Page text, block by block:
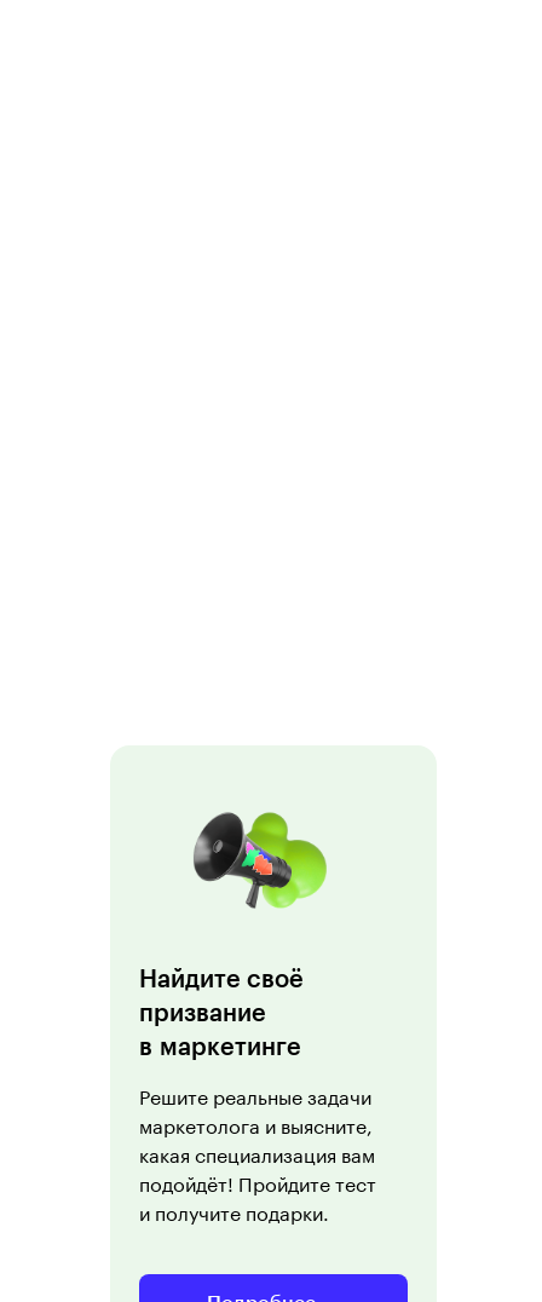
Найдите своё
призвание
в маркетинге
Решите реальные задачи
маркетолога и выясните,
какая специализация вам
подойдёт! Пройдите тест
и получите подарки.